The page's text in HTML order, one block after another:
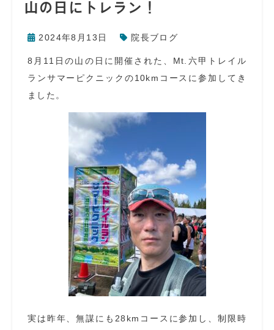
山の日にトレラン！
2024年8月13日 院長ブログ
8月11日の山の日に開催された、Mt.六甲トレイル
ランサマーピクニックの10kmコースに参加してき
ました。
実は昨年、無謀にも28kmコースに参加し、制限時